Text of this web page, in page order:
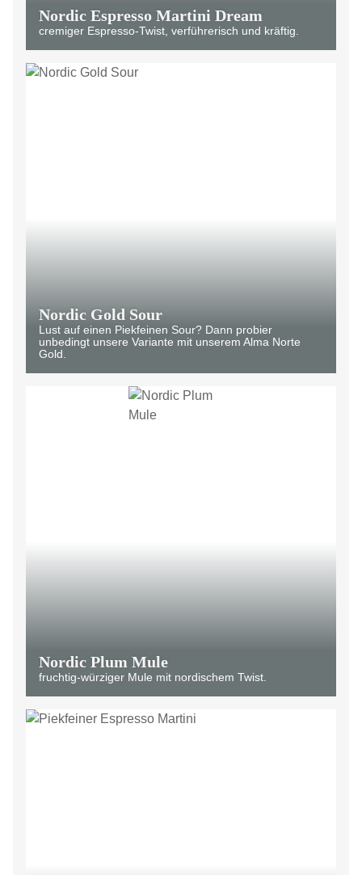
Nordic Espresso Martini Dream
cremiger Espresso-Twist, verführerisch und kräftig.
Nordic Gold Sour
Lust auf einen Piekfeinen Sour? Dann probier
unbedingt unsere Variante mit unserem Alma Norte
Gold.
Nordic Plum Mule
fruchtig-würziger Mule mit nordischem Twist.